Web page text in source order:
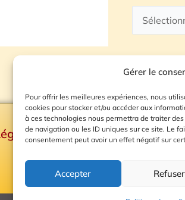
Gérer le
Pour offrir les meilleures expériences, nous
cookies pour stocker et/ou accéder aux
à ces technologies nous permettra de traiter
de navigation ou les ID uniques sur ce site. Le
consentement peut avoir un effet négatif sur
Accepter Refuser
Plan du site